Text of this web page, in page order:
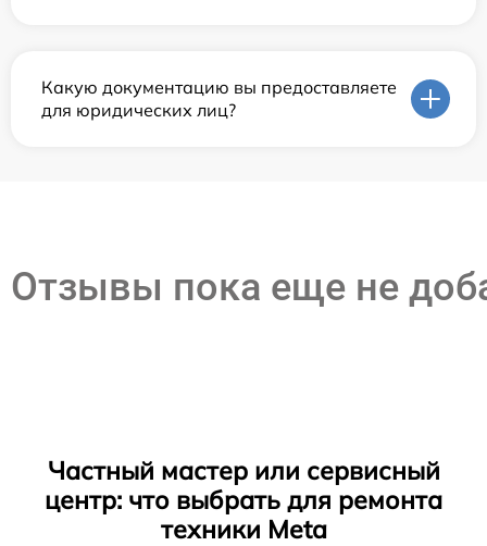
Какую документацию вы предоставляете
для юридических лиц?
Отзывы пока еще не
Частный мастер или сервисный
центр: что выбрать для ремонта
техники Meta